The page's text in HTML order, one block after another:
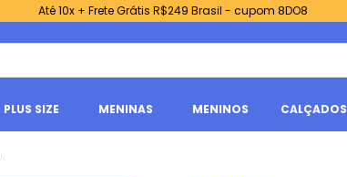
Até 10x + Frete Grátis R$249 Brasil - cupom 8DO8
PLUS SIZE MENINAS MENINOS CALÇADOS